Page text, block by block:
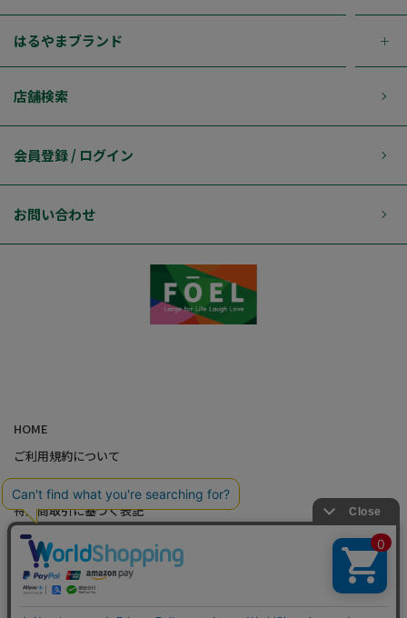
はるやまブランド
店舗検索
会員登録 / ログイン
お問い合わせ
HOME
ご利用規約について
個人情報の取り扱いについて
特定商取引に基づく表記
会社概要
カード会員（情報変更/ポイント照会）
お問い合わせ